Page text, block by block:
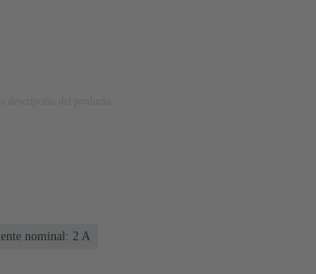
nominal: ‌2 A